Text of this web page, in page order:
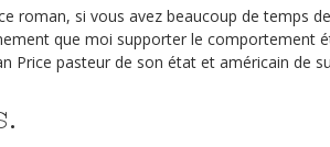
roman, si vous avez beaucoup de temps
que moi supporter le comportement
Price pasteur de son état et américain de